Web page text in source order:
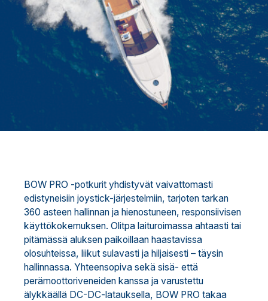
BOW PRO -potkurit yhdistyvät vaivattomasti
edistyneisiin joystick-järjestelmiin, tarjoten tarkan
360 asteen hallinnan ja hienostuneen, responsiivisen
käyttökokemuksen. Olitpa laituroimassa ahtaasti tai
pitämässä aluksen paikoillaan haastavissa
olosuhteissa, liikut sulavasti ja hiljaisesti – täysin
hallinnassa. Yhteensopiva sekä sisä- että
perämoottoriveneiden kanssa ja varustettu
älykkäällä DC-DC-latauksella, BOW PRO takaa